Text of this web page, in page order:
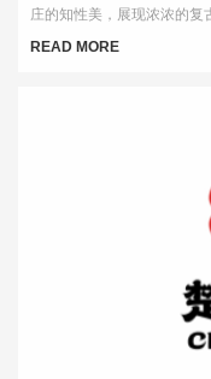
庄的知性美，展现浓浓的复
中式元素，“祥云”又代表了
READ MORE